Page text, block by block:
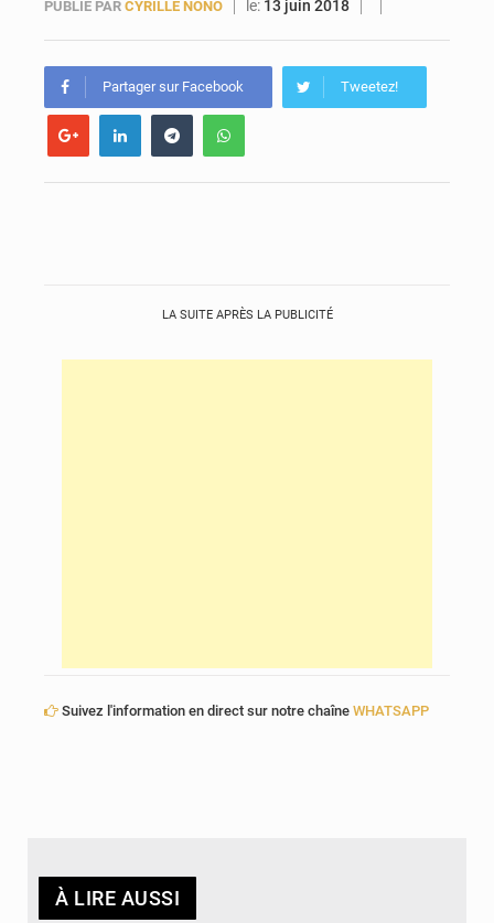
Guinée : 23 personnes interpellées après les affrontements entre Bankoumana et Djoma Balandou à Mandiana
PUBLIÉ PAR CYRILLE NONO le: 13 juin 2018
Partager sur Facebook Tweetez!
LA SUITE APRÈS LA PUBLICITÉ
Suivez l'information en direct sur notre chaîne WHATSAPP
À LIRE AUSSI